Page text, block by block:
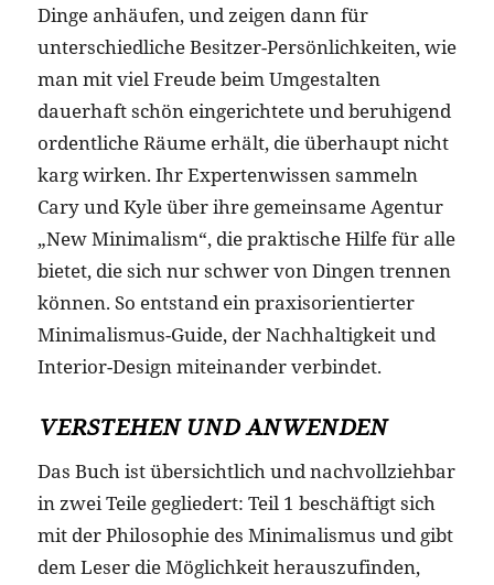
Dinge anhäufen, und zeigen dann für
unterschiedliche Besitzer-Persönlichkeiten, wie
man mit viel Freude beim Umgestalten
dauerhaft schön eingerichtete und beruhigend
ordentliche Räume erhält, die überhaupt nicht
karg wirken. Ihr Expertenwissen sammeln
Cary und Kyle über ihre gemeinsame Agentur
„New Minimalism“, die praktische Hilfe für alle
bietet, die sich nur schwer von Dingen trennen
können. So entstand ein praxisorientierter
Minimalismus-Guide, der Nachhaltigkeit und
Interior-Design miteinander verbindet.
VERSTEHEN UND ANWENDEN
Das Buch ist übersichtlich und nachvollziehbar
in zwei Teile gegliedert: Teil 1 beschäftigt sich
mit der Philosophie des Minimalismus und gibt
dem Leser die Möglichkeit herauszufinden,